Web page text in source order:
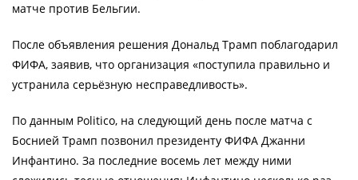
матче против Бельгии.
После объявления решения Дональд Трамп поблагодарил
ФИФА, заявив, что организация «поступила правильно и
устранила серьёзную несправедливость».
По данным Politico, на следующий день после матча с
Боснией Трамп позвонил президенту ФИФА Джанни
Инфантино. За последние восемь лет между ними